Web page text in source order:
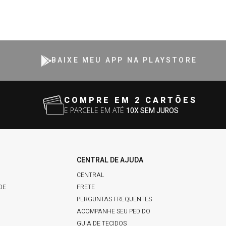
BAIXE MEU APP NA PLAYSTORE
COMPRE EM 2 CARTÕES
E PARCELE EM ATÉ 10X SEM JUROS
CENTRAL DE AJUDA
CENTRAL
FRETE
PERGUNTAS FREQUENTES
ACOMPANHE SEU PEDIDO
GUIA DE TECIDOS